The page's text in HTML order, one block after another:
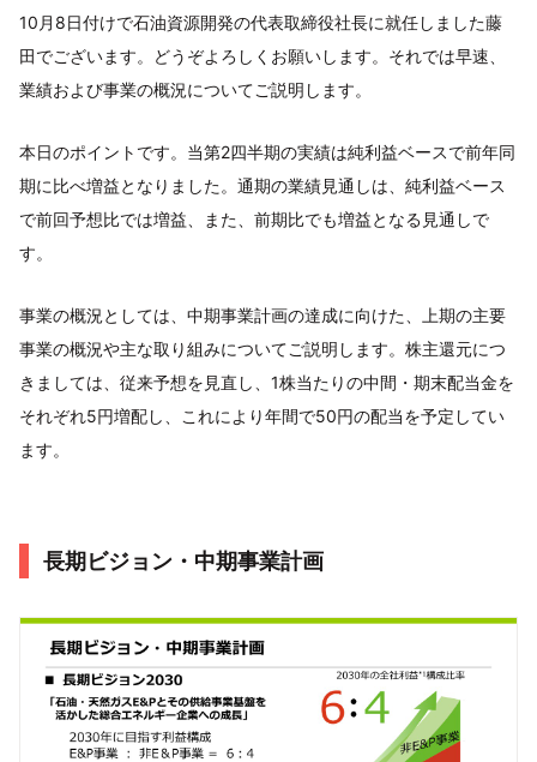
10月8日付けで石油資源開発の代表取締役社長に就任しました藤
田でございます。どうぞよろしくお願いします。それでは早速、
業績および事業の概況についてご説明します。
本日のポイントです。当第2四半期の実績は純利益ベースで前年同
期に比べ増益となりました。通期の業績見通しは、純利益ベース
で前回予想比では増益、また、前期比でも増益となる見通しで
す。
事業の概況としては、中期事業計画の達成に向けた、上期の主要
事業の概況や主な取り組みについてご説明します。株主還元につ
きましては、従来予想を見直し、1株当たりの中間・期末配当金を
それぞれ5円増配し、これにより年間で50円の配当を予定してい
ます。
長期ビジョン・中期事業計画